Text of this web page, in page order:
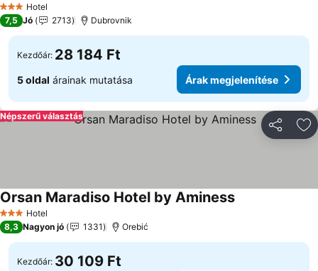
3 Kategória
Hotel
7,5 Jó 2713 Dubrovnik
Kezdőár: 28 184 Ft
5 oldal árainak mutatása Árak megjelenítése
Népszerű választás
3 Kategória
Hotel
Orsan Maradiso Hotel by AminessÁrak
8,3 Nagyon jó 1331 Orebić
Kezdőár: 30 109 Ft